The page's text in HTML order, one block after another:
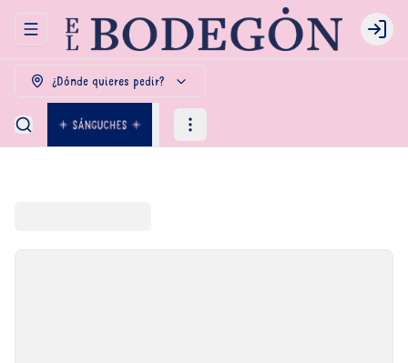
Abrir menu de navegación Login
¿Dónde quieres pedir?